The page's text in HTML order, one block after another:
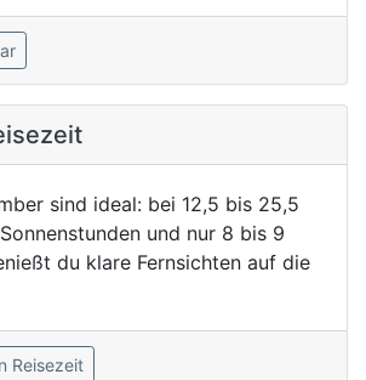
sind ideal: bei 12,5 bis 25,5
und nur 8 bis 9
du klare Fernsichten auf die
Reisezeit